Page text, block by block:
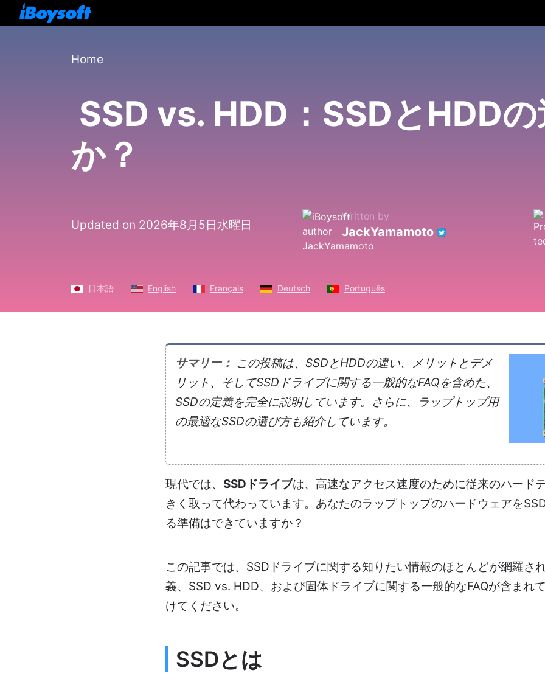
Home
SSD vs. HDD：SSDとHDD
か？
Updated on 2026年8月5日水曜日
Written by
JackYamamoto
日本語 English Français Deutsch Português
サマリー： この投稿は、SSDとHDDの違い、メリットとデメ
リット、そしてSSDドライブに関する一般的なFAQを含めた、
SSDの定義を完全に説明しています。さらに、ラップトップ用
の最適なSSDの選び方も紹介しています。
現代では、 SSDドライブは、高速なアクセス速度のために従来のハード
きく取って代わっています。あなたのラップトップのハードウェアを
る準備はできていますか？
この記事では、SSDドライブに関する知りたい情報のほとんどが網羅さ
義、SSD vs. HDD、および固体ドライブに関する一般的なFAQが含まれ
けてください。
SSDとは